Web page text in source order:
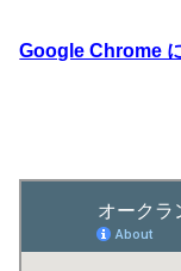
Google Chrome